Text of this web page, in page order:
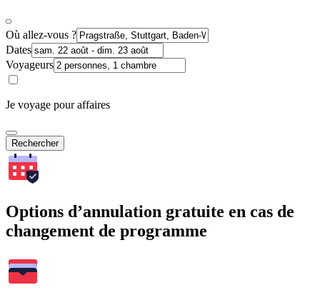
Où allez-vous ?
Dates
Voyageurs
Je voyage pour affaires
Rechercher
Options d’annulation gratuite en cas de
changement de programme